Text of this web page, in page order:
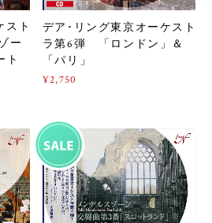
スト
ー
ト
デア･リング東京オーケスト
ラ第6弾 「ロンドン」＆
「パリ」
¥2,750